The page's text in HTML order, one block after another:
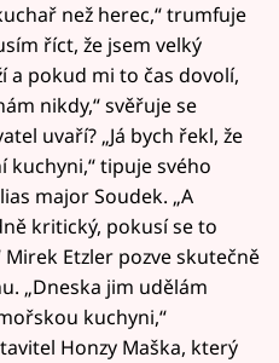
než herec,“ trumfuje
říct, že jsem velký
a pokud mi to čas dovolí,
nikdy,“ svěřuje se
uvaří? „Já bych řekl, že
kuchyni,“ tipuje svého
major Soudek. „A
kritický, pokusí se to
Etzler pozve skutečně
„Dneska jim udělám
kuchyni,“
Honzy Maška, který